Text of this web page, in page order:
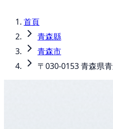
首頁
青森縣
青森市
〒030-0153 青森県